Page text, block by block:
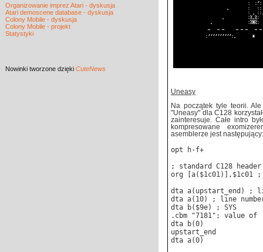
Organizowanie imprez Atari - dyskusja
Atari demoscene database - dyskusja
Colony Mobile - dyskusja
Colony Mobile - projekt
Statystyki
Nowinki tworzone dzięki CuteNews
Uneasy
Na początek tyle teorii.
"Uneasy" dla C128
zainteresuje. Całe intro
kompresowane
asemblerze jest następujący:
opt h-f+
; standard C128 header
org [a($1c01)],$1c01 ;
dta a(upstart_end) ;
dta a(10) ; line
dta b($9e) ; SYS
.cbm "7181"; value
dta b(0)
upstart_end
dta a(0)